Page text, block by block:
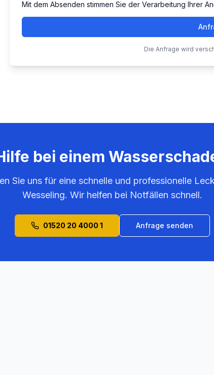
Mit dem Absenden stimmen Sie der Verarbeitung Ihrer
Die Anfrage wird
bei einem
Sie uns für eine schnelle und professionelle
Wesseling. Wir helfen bei Notfällen schnell.
01520 20 4000 1 Anfrage senden